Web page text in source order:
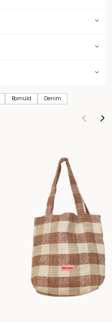
Bomuld
Denim